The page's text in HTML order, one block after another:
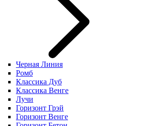
Черная Линия
Ромб
Классика Дуб
Классика Венге
Лучи
Горизонт Грэй
Горизонт Венге